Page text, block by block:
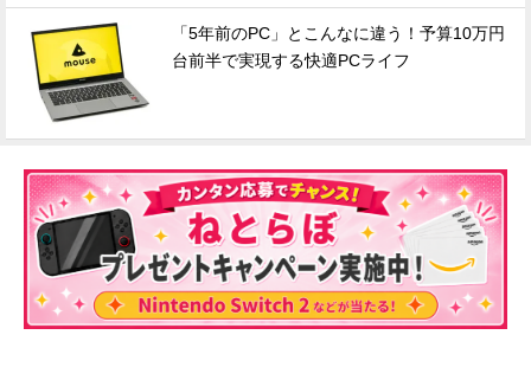
「5年前のPC」とこんなに違う！予算10万円
台前半で実現する快適PCライフ